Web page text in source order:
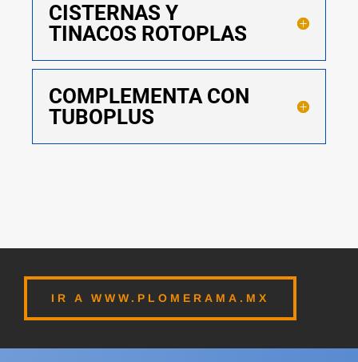
CISTERNAS Y
TINACOS ROTOPLAS
COMPLEMENTA CON
TUBOPLUS
IR A WWW.PLOMERAMA.MX